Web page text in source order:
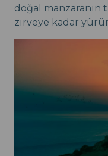
doğal manzaranın
zirveye kadar